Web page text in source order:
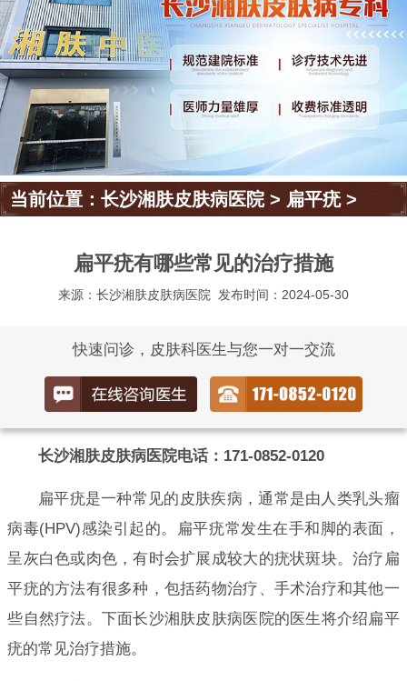
当前位置：长沙湘肤皮肤病医院> 扁平疣>
扁平疣有哪些常见的治疗措施
来源：长沙湘肤皮肤病医院 发布时间：2024-05-30
快速问诊，皮肤科医生与您一对一交流
长沙湘肤皮肤病医院电话：171-0852-0120
扁平疣是一种常见的皮肤疾病，通常是由人类乳头瘤
病毒(HPV)感染引起的。扁平疣常发生在手和脚的表面，
呈灰白色或肉色，有时会扩展成较大的疣状斑块。治疗扁
平疣的方法有很多种，包括药物治疗、手术治疗和其他一
些自然疗法。下面长沙湘肤皮肤病医院的医生将介绍扁平
疣的常见治疗措施。